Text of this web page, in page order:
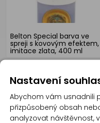
Belton Special barva ve
spreji s kovovým efektem,
imitace zlata, 400 ml
Nastavení
Abychom vám usnadnili
přizpůsobený obsah
analyzovat návštěvnost,